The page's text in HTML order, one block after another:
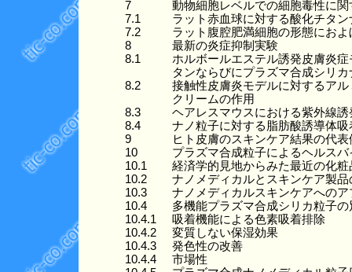
7
動物細胞レベルでの細胞毒性に関
7.1
ラット赤血球に対する酸化チタ
7.2
ラット腹腔肥満細胞の形態にお
8
最新の炎症抑制実験
8.1
ホルボールエステル誘発皮膚炎
タンならびにプラズマ合成シリ
8.2
接触性皮膚炎モデルに対するア
クリームの作用
8.3
ヘアレスマウスにおける紫外線
8.4
ナノ粒子に対する脂肪酸誘導体吸
9
ヒト皮膚のスキンケア結果の代表
10
プラズマ合成粒子によるヘルス
10.1
経済学的見地からみた最近の化
10.2
ナノメディカルとスキンケア製
10.3
ナノメディカルスキンケアへの
10.4
多機能プラズマ合成シリカ粒子
10.4.1
吸着機能による色素吸着排除
10.4.2
変質しない保湿効果
10.4.3
発色性の改善
10.4.4
市場性